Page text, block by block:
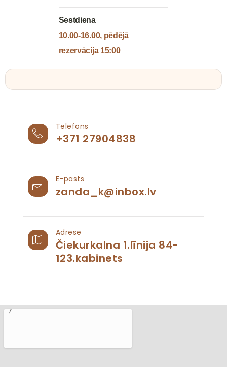
Sestdiena
10.00-16.00, pēdējā
rezervācija 15:00
Telefons
+371 27904838
E-pasts
zanda_k@inbox.lv
Adrese
Čiekurkalna 1.līnija 84-
123.kabinets